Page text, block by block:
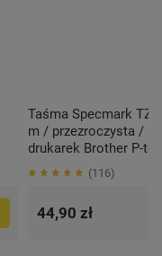
Taśma Specmark
m / przezroczysta /
drukarek Brother P-
116
44,90 zł